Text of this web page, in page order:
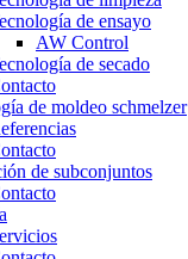
de ensayo
AW Control
de secado
de moldeo schmelzer
de subconjuntos